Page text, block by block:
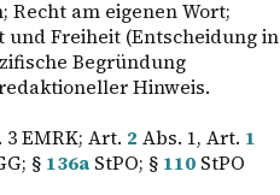
Recht am eigenen Wort;
Freiheit (Entscheidung in
Begründung
Hinweis.
EMRK; Art. 2 Abs. 1, Art. 1
§ 136aStPO; § 110StPO